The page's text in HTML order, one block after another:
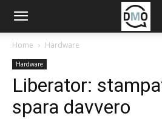
Home Hardware
Hardware
Liberator:
spara davvero